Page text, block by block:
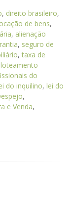
, direito brasileiro,
de bens,
, alienação
, seguro de
,taxa de
loteamento
do
do inquilino, lei do
,
e Venda,